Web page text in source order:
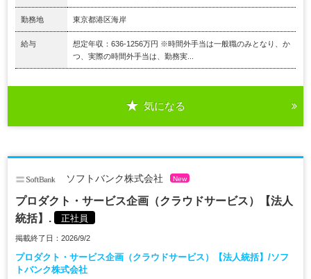
勤務地 東京都港区海岸
給与
想定年収：636-1256万円 ※時間外手当は一般職のみとなり、か
つ、実際の時間外手当は、勤務実...
気になる
ソフトバンク株式会社 New
プロダクト・サービス企画（クラウドサービス）【法人
統括】.
正社員
掲載終了日：2026/9/2
プロダクト・サービス企画（クラウドサービス）【法人統括】/ソフ
トバンク株式会社